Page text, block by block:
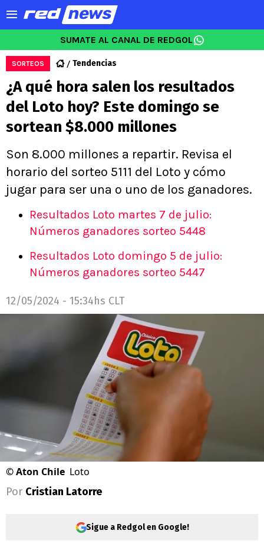
SUMATE AL CANAL DE REDGOL
SORTEOS Tendencias
¿A qué hora salen los resultados
del Loto hoy? Este domingo se
sortean $8.000 millones
Son 8.000 millones a repartir. Revisa el
horario del sorteo 5111 del Loto y cómo
jugar para ser una o uno de los ganadores.
Resultados Loto martes 7 de julio:
Números ganadores sorteo 5448
Resultados Loto domingo 5 de julio:
Números ganadores sorteo 5447
12/05/2024 - 15:34hs CLT
©Aton Chile Loto
Por Cristian Latorre
Sigue a Redgol en Google!